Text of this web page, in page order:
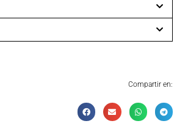
Compartir en: